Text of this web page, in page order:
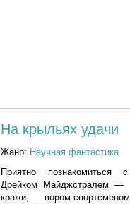
На крыльях удачи
Жанр: Научная фантастика
Приятно познакомиться
Дрейком Майджстралем —
кражи, вором-